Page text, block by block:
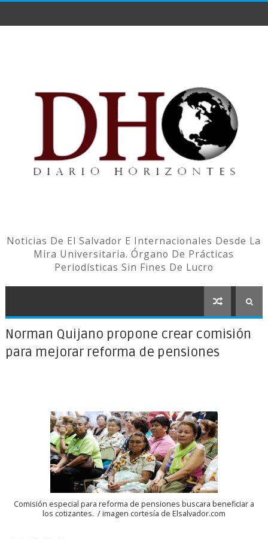
Noticias De El Salvador E Internacionales Desde La
Mira Universitaria. Órgano De Prácticas
Periodísticas Sin Fines De Lucro
Norman Quijano propone crear comisión
para mejorar reforma de pensiones
Comisión especial para reforma de pensiones buscara beneficiar a
los cotizantes. / imagen cortesía de Elsalvador.com